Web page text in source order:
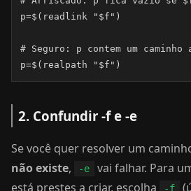
p=$(readlink "$f")
# Seguro: p contem um
p=$(realpath "$f")
2. Confundir -f e -e
Se você quer resolver um
não existe, -e
vai falhar. Para
está prestes a criar, escolha
-f